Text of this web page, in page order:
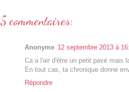
5 commentaires:
Anonyme 12 septembre 2013 à
Ca a l'air d'être un petit pavé mais
En tout cas, ta chronique donne
Répondre